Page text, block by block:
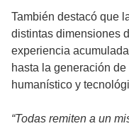
También destacó que
distintas dimensiones
experiencia
hasta la generación
humanístico y
“Todas remiten a un